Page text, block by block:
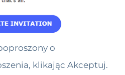
o
klikając Akceptuj.